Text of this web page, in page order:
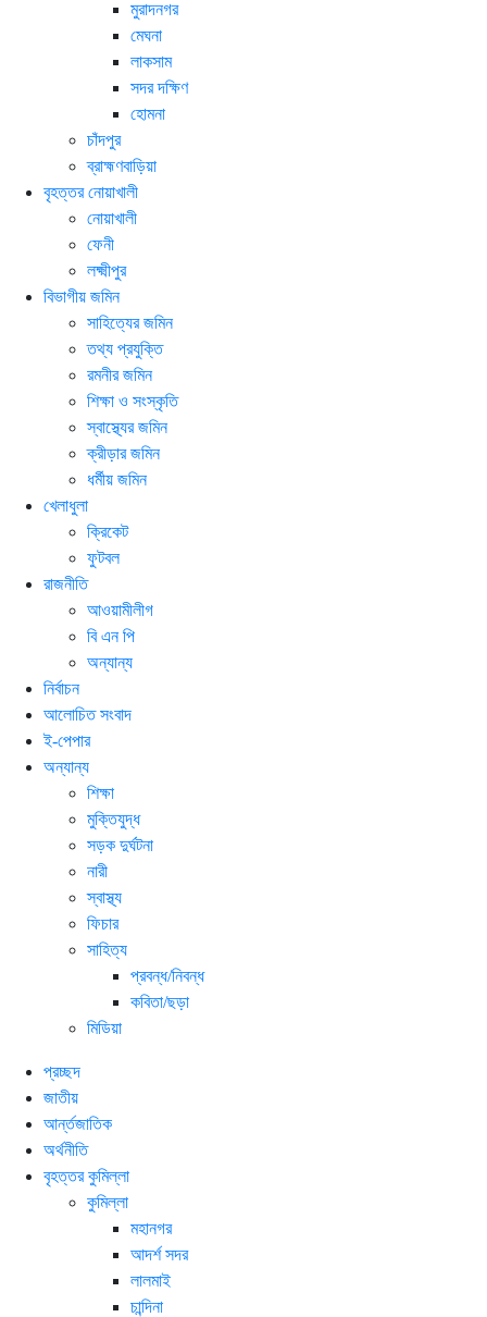
মুরাদনগর
মেঘনা
লাকসাম
সদর দক্ষিণ
হোমনা
চাঁদপুর
ব্রাহ্মণবাড়িয়া
বৃহত্তর নোয়াখালী
নোয়াখালী
ফেনী
লক্ষ্মীপুর
বিভাগীয় জমিন
সাহিত্যের জমিন
তথ্য প্রযুক্তি
রমনীর জমিন
শিক্ষা ও সংস্কৃতি
স্বাস্থ্যের জমিন
ক্রীড়ার জমিন
ধর্মীয় জমিন
খেলাধুলা
ক্রিকেট
ফুটবল
রাজনীতি
আওয়ামীলীগ
বি এন পি
অন্যান্য
নির্বাচন
আলোচিত সংবাদ
ই-পেপার
অন্যান্য
শিক্ষা
মুক্তিযুদ্ধ
সড়ক দুর্ঘটনা
নারী
স্বাস্থ্য
ফিচার
সাহিত্য
প্রবন্ধ/নিবন্ধ
কবিতা/ছড়া
মিডিয়া
প্রচ্ছদ
জাতীয়
আর্ন্তজাতিক
অর্থনীতি
বৃহত্তর কুমিল্লা
কুমিল্লা
মহানগর
আদর্শ সদর
লালমাই
চান্দিনা